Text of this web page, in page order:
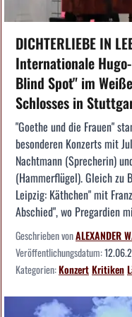
DICHTERLIEBE IN
Internationale
Blind Spot" im
Schlosses in
"Goethe und die Frauen"
besonderen Konzerts mit
Nachtmann (Sprecherin)
(Hammerflügel). Gleich zu
Leipzig: Käthchen" mit
Abschied", wo Pregardien
Geschrieben vonALEXANDER
Veröffentlichungsdatum:
Kategorien:KonzertKritiken